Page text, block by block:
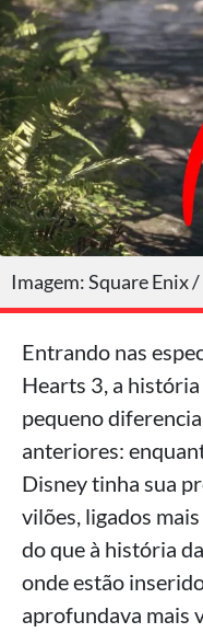
Imagem: Square Enix
Entrando nas
Hearts 3, a
pequeno
anteriores:
Disney tinha sua
vilões, ligados
do que à história
onde estão
aprofundava mais